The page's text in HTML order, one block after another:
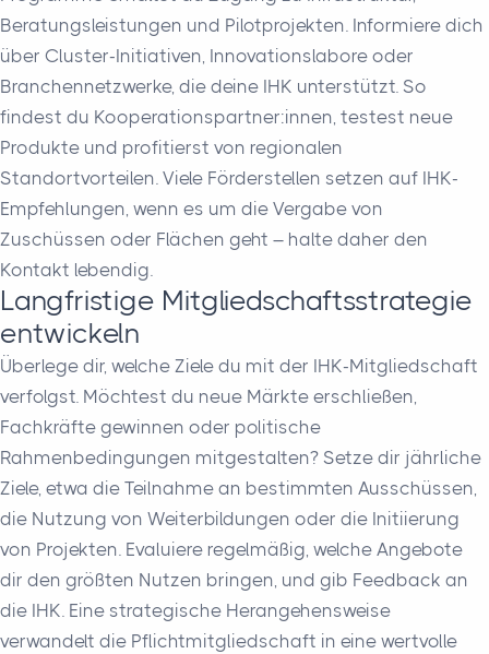
Beratungsleistungen und Pilotprojekten. Informiere dich
über Cluster-Initiativen, Innovationslabore oder
Branchennetzwerke, die deine IHK unterstützt. So
findest du Kooperationspartner:innen, testest neue
Produkte und profitierst von regionalen
Standortvorteilen. Viele Förderstellen setzen auf IHK-
Empfehlungen, wenn es um die Vergabe von
Zuschüssen oder Flächen geht – halte daher den
Kontakt lebendig.
Langfristige Mitgliedschaftsstrategie
entwickeln
Überlege dir, welche Ziele du mit der IHK-Mitgliedschaft
verfolgst. Möchtest du neue Märkte erschließen,
Fachkräfte gewinnen oder politische
Rahmenbedingungen mitgestalten? Setze dir jährliche
Ziele, etwa die Teilnahme an bestimmten Ausschüssen,
die Nutzung von Weiterbildungen oder die Initiierung
von Projekten. Evaluiere regelmäßig, welche Angebote
dir den größten Nutzen bringen, und gib Feedback an
die IHK. Eine strategische Herangehensweise
verwandelt die Pflichtmitgliedschaft in eine wertvolle